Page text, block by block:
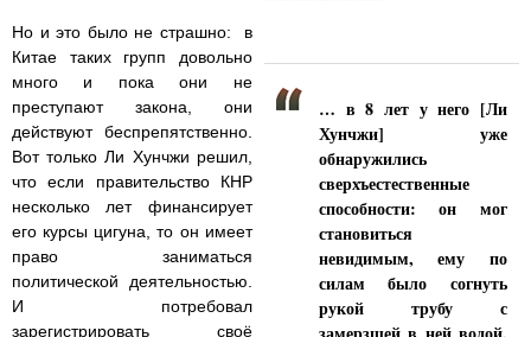
… в 8 лет у него [Ли
Хунчжи] уже
обнаружились
сверхъестественные
способности: он мог
становиться
невидимым, ему по
силам было согнуть
рукой трубу с
Но и это было не страшно: в
Китае таких групп довольно
много и пока они не
преступают закона, они
действуют беспрепятственно.
Вот только Ли Хунчжи решил,
что если правительство КНР
несколько лет финансирует
его курсы цигуна, то он имеет
право заниматься
политической деятельностью.
И потребовал
зарегистрировать своё